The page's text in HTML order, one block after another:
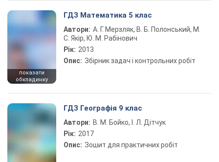
показати
обкладинку
ГДЗ Математика 5 клас
Автори: А. Г. Мерзляк, В. Б. Полонський, М.
С. Якір, Ю. М. Рабінович
Рік: 2013
Опис: Збірник задач і контрольних робіт
ГДЗ Географія 9 клас
Автори: В. М. Бойко, І. Л. Дітчук
Рік: 2017
Опис: Зошит для практичних робіт